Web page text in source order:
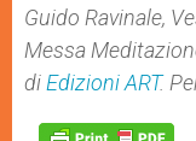
Guido Ravinale,
Messa
di Edizioni ART.